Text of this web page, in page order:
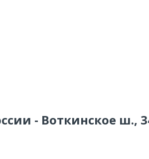
- Воткинское ш.,